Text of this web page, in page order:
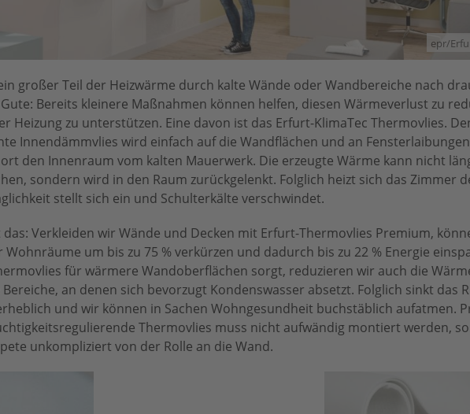
epr/
großer Teil der Heizwärme durch kalte Wände oder Wandbereiche nach
Bereits kleinere Maßnahmen können helfen, diesen Wärmeverlust zu
Heizung zu unterstützen. Eine davon ist das Erfurt-KlimaTec Thermovlies.
Innendämmvlies wird einfach auf die Wandflächen und an
den Innenraum vom kalten Mauerwerk. Die erzeugte Wärme kann nicht
sondern wird in den Raum zurückgelenkt. Folglich heizt sich das Zimmer
stellt sich ein und Schulterkälte verschwindet.
Verkleiden wir Wände und Decken mit Erfurt-Thermovlies Premium,
um bis zu 75 % verkürzen und dadurch bis zu 22 % Energie
für wärmere Wandoberflächen sorgt, reduzieren wir auch die
an denen sich bevorzugt Kondenswasser absetzt. Folglich sinkt das
und wir können in Sachen Wohngesundheit buchstäblich aufatmen.
Thermovlies muss nicht aufwändig montiert werden,
unkompliziert von der Rolle an die Wand.